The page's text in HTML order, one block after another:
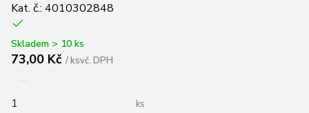
Kat. č.: 4010302848
Skladem > 10 ks
73,00 Kč /ksvč. DPH
ks